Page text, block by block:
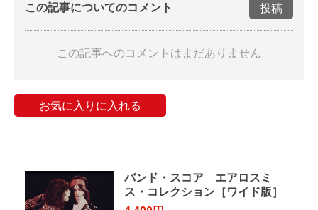
この記事についてのコメント 投稿
この記事へのコメントはまだありません
お気に入りに入れる
バンド・スコア エアロスミ
ス・コレクション［ワイド版］